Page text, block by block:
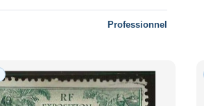
Professionnel